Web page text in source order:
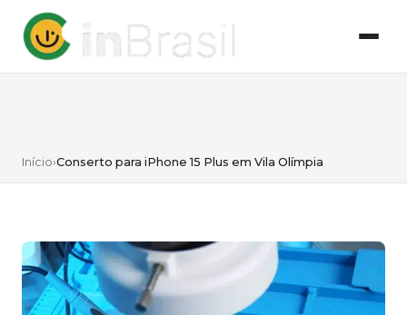
Início›Conserto para iPhone 15 Plus em Vila Olímpia